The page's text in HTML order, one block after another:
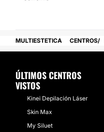
MULTIESTETICA CENTROS
ÚLTIMOS CENTROS
VISTOS
Kinei Depilación Láser
Skin Max
My Siluet